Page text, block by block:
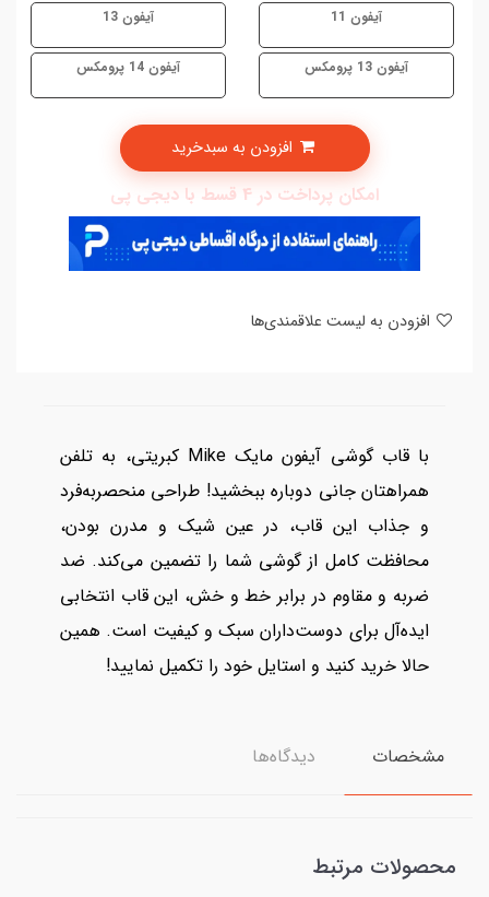
آیفون 11 آیفون 13
آیفون 13 پرومکس آیفون 14 پرومکس
امکان پرداخت در 4 قسط با دیجی پی
با قاب گوشی آیفون مایک Mike کبریتی، به تلفن
همراهتان جانی دوباره ببخشید! طراحی منحصربه‌فرد
و جذاب این قاب، در عین شیک و مدرن بودن،
محافظت کامل از گوشی شما را تضمین می‌کند. ضد
ضربه و مقاوم در برابر خط و خش، این قاب انتخابی
ایده‌آل برای دوست‌داران سبک و کیفیت است. همین
حالا خرید کنید و استایل خود را تکمیل نمایید!
مشخصات دیدگاه‌ها
محصولات مرتبط